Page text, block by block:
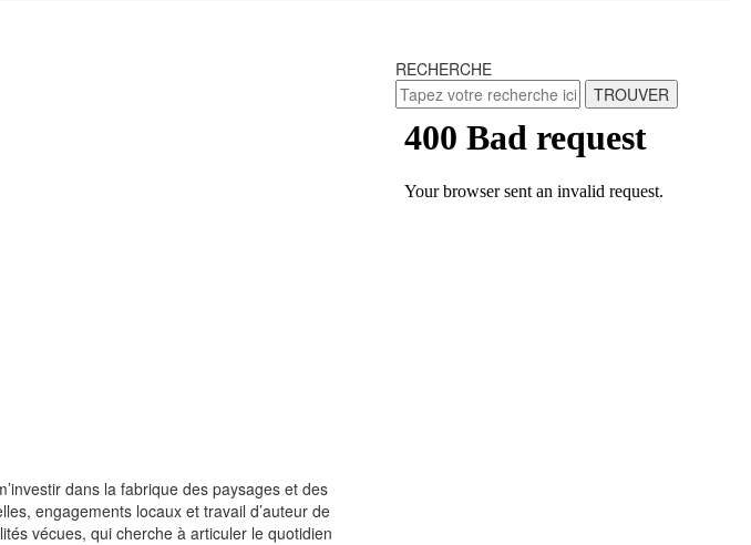
dans la fabrique des paysages et des
engagements locaux et travail d’auteur de
vécues, qui cherche à articuler le quotidien
RECHERCHE
TROUVER